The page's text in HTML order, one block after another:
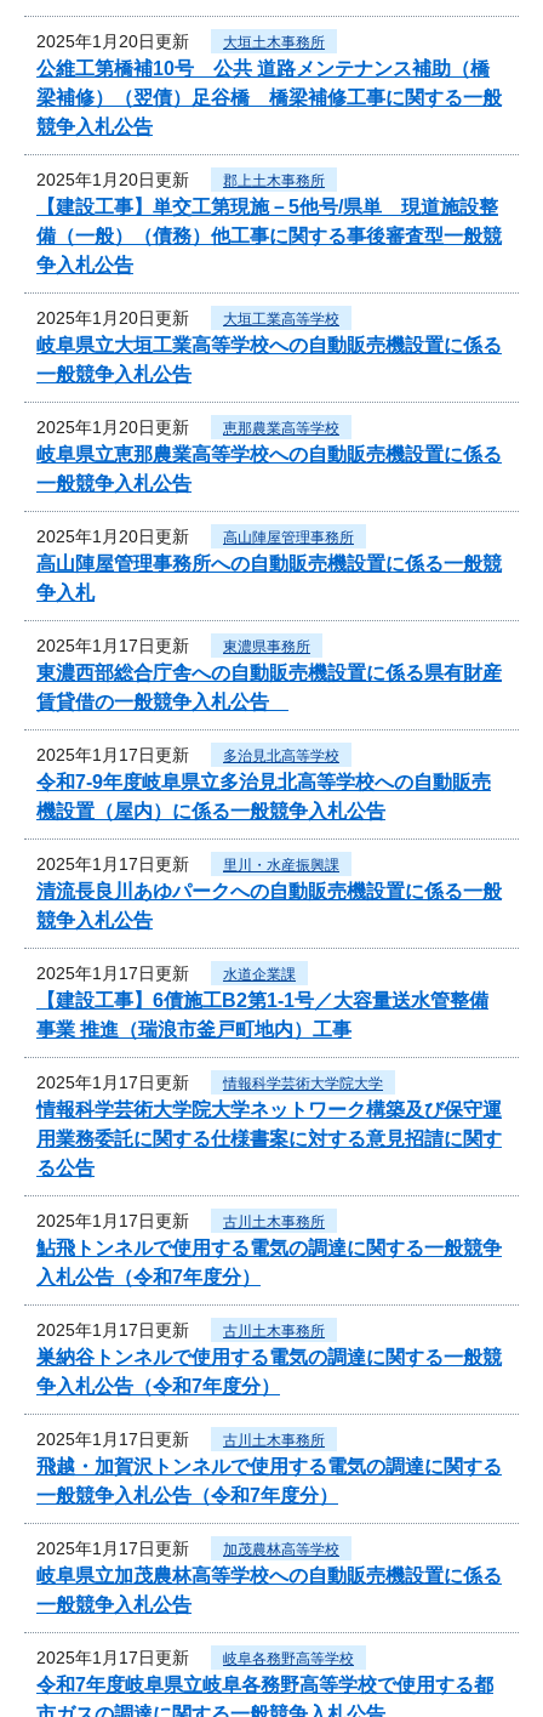
2025年1月20日更新 大垣土木事務所
公維工第橋補10号 公共 道路メンテナンス補助（橋
梁補修）（翌債）足谷橋 橋梁補修工事に関する一般
競争入札公告
2025年1月20日更新 郡上土木事務所
【建設工事】単交工第現施－5他号/県単 現道施設整
備（一般）（債務）他工事に関する事後審査型一般競
争入札公告
2025年1月20日更新 大垣工業高等学校
岐阜県立大垣工業高等学校への自動販売機設置に係る
一般競争入札公告
2025年1月20日更新 恵那農業高等学校
岐阜県立恵那農業高等学校への自動販売機設置に係る
一般競争入札公告
2025年1月20日更新 高山陣屋管理事務所
高山陣屋管理事務所への自動販売機設置に係る一般競
争入札
2025年1月17日更新 東濃県事務所
東濃西部総合庁舎への自動販売機設置に係る県有財産
賃貸借の一般競争入札公告
2025年1月17日更新 多治見北高等学校
令和7‐9年度岐阜県立多治見北高等学校への自動販売
機設置（屋内）に係る一般競争入札公告
2025年1月17日更新 里川・水産振興課
清流長良川あゆパークへの自動販売機設置に係る一般
競争入札公告
2025年1月17日更新 水道企業課
【建設工事】6債施工B2第1-1号／大容量送水管整備
事業 推進（瑞浪市釜戸町地内）工事
2025年1月17日更新 情報科学芸術大学院大学
情報科学芸術大学院大学ネットワーク構築及び保守運
用業務委託に関する仕様書案に対する意見招請に関す
る公告
2025年1月17日更新 古川土木事務所
鮎飛トンネルで使用する電気の調達に関する一般競争
入札公告（令和7年度分）
2025年1月17日更新 古川土木事務所
巣納谷トンネルで使用する電気の調達に関する一般競
争入札公告（令和7年度分）
2025年1月17日更新 古川土木事務所
飛越・加賀沢トンネルで使用する電気の調達に関する
一般競争入札公告（令和7年度分）
2025年1月17日更新 加茂農林高等学校
岐阜県立加茂農林高等学校への自動販売機設置に係る
一般競争入札公告
2025年1月17日更新 岐阜各務野高等学校
令和7年度岐阜県立岐阜各務野高等学校で使用する都